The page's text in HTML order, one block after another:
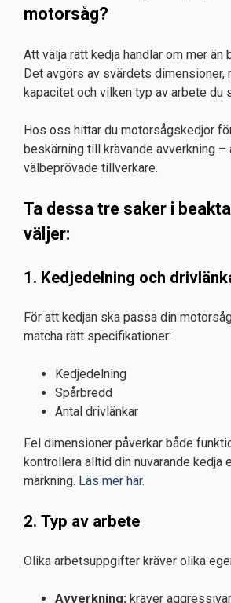
motorsåg?
Att välja rätt kedja handlar om mer än
Det avgörs av svärdets dimensioner,
kapacitet och vilken typ av arbete du
Hos oss hittar du motorsågskedjor
beskärning till krävande avverkning –
välbeprövade tillverkare.
Ta dessa tre saker i
väljer:
1. Kedjedelning och
För att kedjan ska passa din
matcha rätt specifikationer:
Kedjedelning
Spårbredd
Antal drivlänkar
Fel dimensioner påverkar både
kontrollera alltid din nuvarande kedja
märkning. Läs mer här.
2. Typ av arbete
Olika arbetsuppgifter kräver olika
Avverkning: kräver